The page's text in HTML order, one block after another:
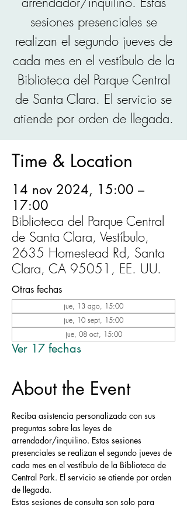
sesiones presenciales se
realizan el segundo jueves de
cada mes en el vestíbulo de la
Biblioteca del Parque Central
de Santa Clara. El servicio se
atiende por orden de llegada.
Time & Location
14 nov 2024, 15:00 –
17:00
Biblioteca del Parque Central
de Santa Clara, Vestíbulo,
2635 Homestead Rd, Santa
Clara, CA 95051, EE. UU.
Otras fechas
jue, 13 ago, 15:00
jue, 10 sept, 15:00
jue, 08 oct, 15:00
Ver 17 fechas
About the Event
Reciba asistencia personalizada con sus
preguntas sobre las leyes de
arrendador/inquilino. Estas sesiones
presenciales se realizan el segundo jueves de
cada mes en el vestíbulo de la Biblioteca de
Central Park. El servicio se atiende por orden
de llegada.
Estas sesiones de consulta son solo para